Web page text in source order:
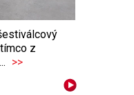
z
>>